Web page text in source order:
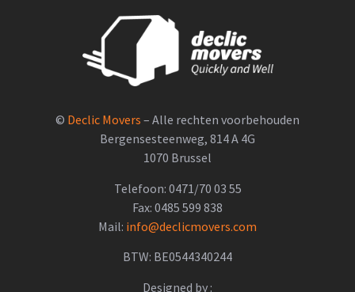
© Declic Movers – Alle rechten voorbehouden
Bergensesteenweg, 814 A 4G
1070 Brussel
Telefoon: 0471/70 03 55
Fax: 0485 599 838
Mail: info@declicmovers.com
BTW: BE0544340244
Designed by :